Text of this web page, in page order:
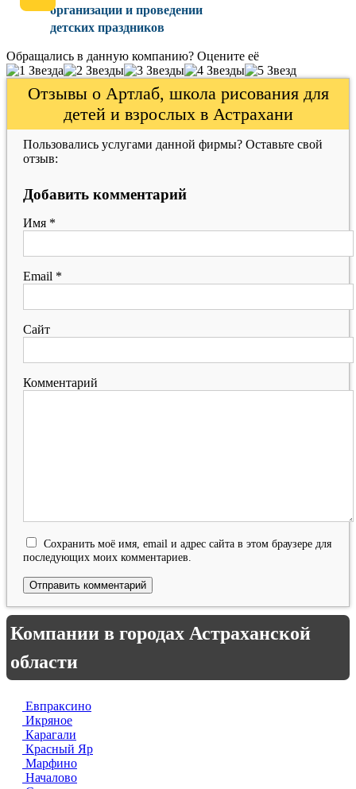
организации и проведении
детских праздников
Обращались в данную компанию? Оцените её
Отзывы о Артлаб, школа рисования для
детей и взрослых в Астрахани
Пользовались услугами данной фирмы? Оставьте свой
отзыв:
Добавить комментарий
Имя *
Email *
Сайт
Комментарий
Сохранить моё имя, email и адрес сайта в этом браузере для
последующих моих комментариев.
Компании в городах Астраханской
области
Евпраксино
Икряное
Карагали
Красный Яр
Марфино
Началово